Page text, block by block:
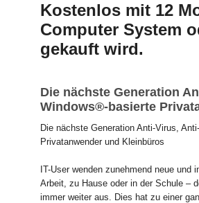
Kostenlos mit 12
Computer System
gekauft wird.
Die nächste Generation
Windows®-basierte
Die nächste Generation Anti-Virus,
Privatanwender und Kleinbüros
IT-User wenden zunehmend neue
Arbeit, zu Hause oder in der Schule –
immer weiter aus. Dies hat zu einer